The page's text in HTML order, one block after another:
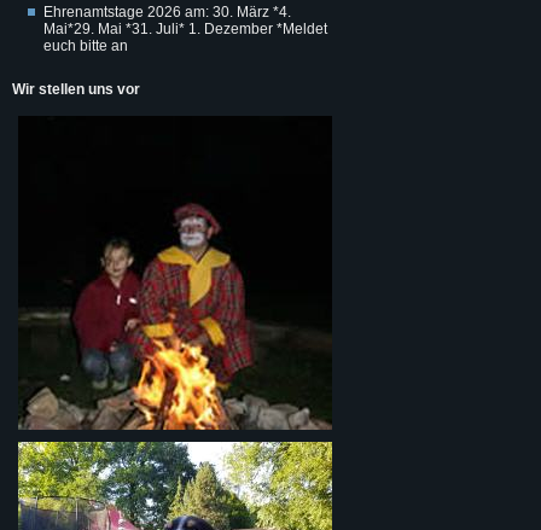
Ehrenamtstage 2026 am: 30. März *4.
Mai*29. Mai *31. Juli* 1. Dezember *Meldet
euch bitte an
Wir stellen uns vor